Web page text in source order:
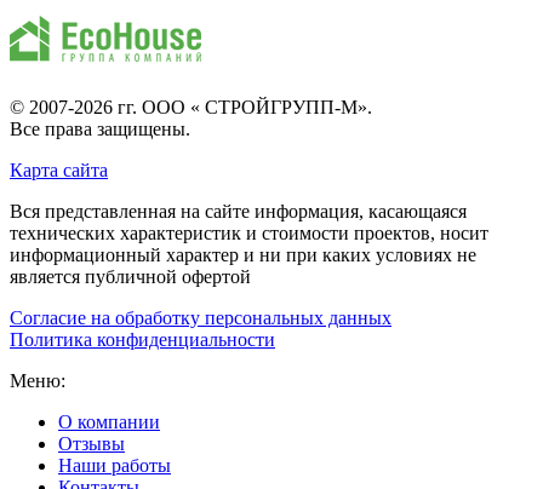
© 2007-2026 гг. ООО « СТРОЙГРУПП-М».
Все права защищены.
Карта сайта
Вся представленная на сайте информация, касающаяся
технических характеристик и стоимости проектов, носит
информационный характер и ни при каких условиях не
является публичной офертой
Согласие на обработку персональных данных
Политика конфиденциальности
Меню:
О компании
Отзывы
Наши работы